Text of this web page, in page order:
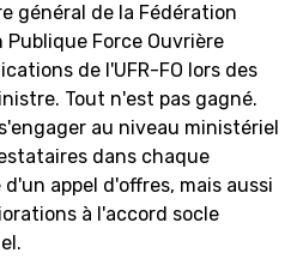
général de la Fédération
Publique Force Ouvrière
de l'UFR-FO lors des
Tout n'est pas gagné.
au niveau ministériel
dans chaque
appel d'offres, mais aussi
à l'accord socle